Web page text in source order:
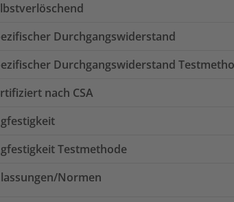
Durchgangswiderstand
Durchgangswiderstand
nach CSA
Testmethode
Normen